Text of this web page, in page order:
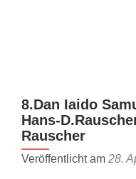
8.Dan Iaido
Hans-
Rauscher
Veröffentlicht am 28.